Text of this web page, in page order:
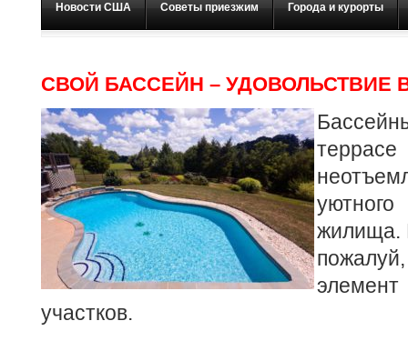
Новости США Советы приезжим Города и курорты
СВОЙ БАССЕЙН – УДОВОЛЬСТВИЕ
жилища.
участков.